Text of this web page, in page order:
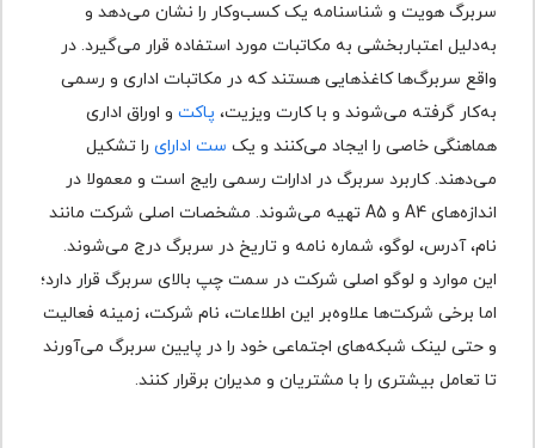
سربرگ هویت و شناسنامه یک کسب‌وکار را نشان می‌دهد و
به‌دلیل اعتباربخشی به مکاتبات مورد استفاده قرار می‌گیرد. در
واقع سربرگ‌ها کاغذهایی هستند که در مکاتبات اداری و رسمی
به‌کار گرفته می‌شوند و با کارت ویزیت، پاکت و اوراق اداری
هماهنگی خاصی را ایجاد می‌کنند و یک ست ادارای را تشکیل
می‌دهند. کاربرد سربرگ در ادارات رسمی رایج است و معمولا در
اندازه‌های A4 و A5 تهیه می‌شوند. مشخصات اصلی شرکت مانند
نام، آدرس، لوگو، شماره نامه و تاریخ در سربرگ درج می‌شوند.
این موارد و لوگو اصلی شرکت در سمت چپ بالای سربرگ قرار دارد؛
اما برخی شرکت‌ها علاوه‌بر این اطلاعات، نام شرکت، زمینه فعالیت
و حتی لینک شبکه‌های اجتماعی خود را در پایین سربرگ می‌آورند
تا تعامل بیشتری را با مشتریان و مدیران برقرار کنند.